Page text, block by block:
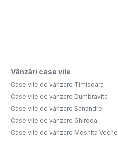
Vânzări case vile
Case vile de vânzare Timisoara
Case vile de vânzare Dumbravita
Case vile de vânzare Sanandrei
Case vile de vânzare Ghiroda
Case vile de vânzare Mosnita Veche